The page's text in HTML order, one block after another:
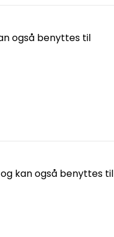
også benyttes til
kan også benyttes til